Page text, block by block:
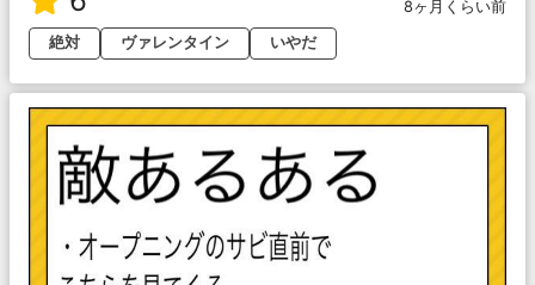
8ヶ月くらい前
絶対
ヴァレンタイン いやだ